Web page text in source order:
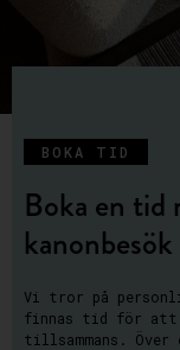
BOKA TID
Boka en tid
kanonbesök
Vi tror på
finnas tid för att
tillsammans.